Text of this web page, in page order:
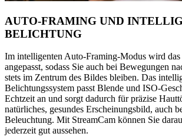
AUTO-FRAMING UND
BELICHTUNG
Im intelligenten Auto-Framing-Modus wird
angepasst, sodass Sie auch bei Bewegungen
stets im Zentrum des Bildes bleiben. Das
Belichtungssystem passt Blende und ISO-
Echtzeit an und sorgt dadurch für präzise
natürliches, gesundes Erscheinungsbild, auch
Beleuchtung. Mit StreamCam können Sie
jederzeit gut aussehen.